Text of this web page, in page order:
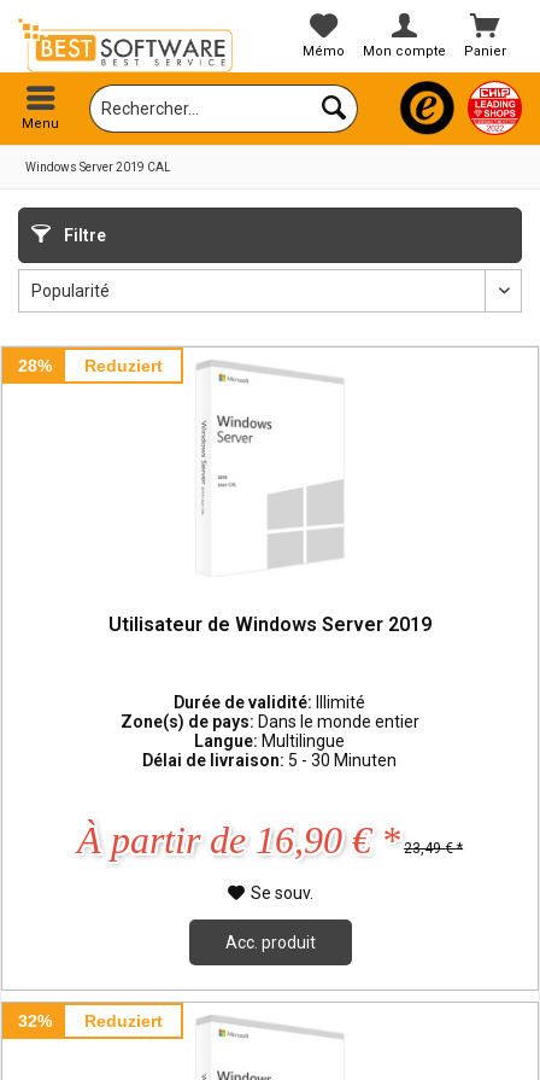
Panier
Mémo Mon compte
Menu
Windows Server 2019 CAL
Filtre
28% Reduziert
Utilisateur de Windows Server 2019
Durée de validité:
Illimité
Zone(s) de pays: Dans le monde entier
Langue: Multilingue
Délai de livraison: 5 - 30 Minuten
À partir de 16,90 € * 23,49 € *
Se souv.
Acc. produit
32% Reduziert